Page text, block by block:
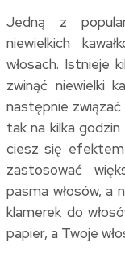
Jedną z
niewielkich
włosach. Istnieje
zwinąć niewielki
następnie związać
tak na kilka godzin
ciesz się efektem
zastosować
pasma włosów, a
klamerek do
papier, a Twoje